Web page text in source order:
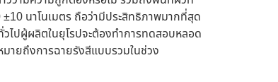
นาโนเมตร ถือว่ามีประสิทธิภาพมากที่สุด
ไปผู้ผลิตในยุโรปจะต้องทำการทดสอบหลอด
ายถึงการฉายรังสีแบบรวมในช่วง